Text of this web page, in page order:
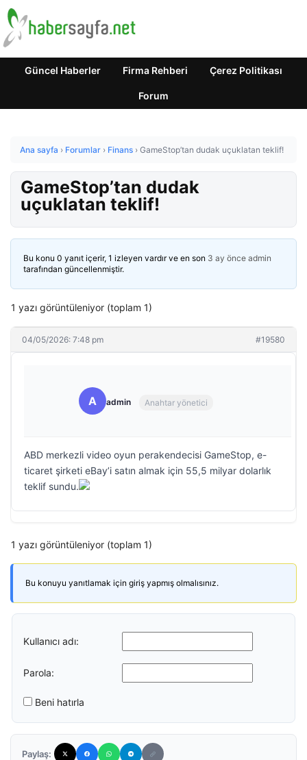
Güncel Haberler Firma Rehberi Çerez Politikası
Forum
Ana sayfa › Forumlar › Finans › GameStop’tan dudak uçuklatan teklif!
GameStop’tan dudak
uçuklatan teklif!
Bu konu 0 yanıt içerir, 1 izleyen vardır ve en son 3 ay önce admin
tarafından güncellenmiştir.
1 yazı görüntüleniyor (toplam 1)
04/05/2026: 7:48 pm #19580
A admin Anahtar yönetici
ABD merkezli video oyun perakendecisi GameStop, e-
ticaret şirketi eBay’i satın almak için 55,5 milyar dolarlık
teklif sundu.
1 yazı görüntüleniyor (toplam 1)
Bu konuyu yanıtlamak için giriş yapmış olmalısınız.
Kullanıcı adı:
Parola:
Beni hatırla
Paylaş: